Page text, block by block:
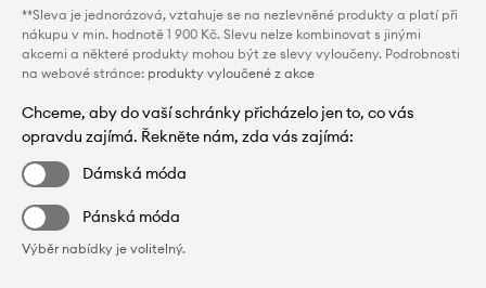
**Sleva je jednorázová, vztahuje se na nezlevněné produkty a platí při
nákupu v min. hodnotě 1 900 Kč. Slevu nelze kombinovat s jinými
akcemi a některé produkty mohou být ze slevy vyloučeny. Podrobnosti
na webové stránce: produkty vyloučené z akce
Chceme, aby do vaší schránky přicházelo jen to, co vás
opravdu zajímá. Řekněte nám, zda vás zajímá:
Dámská móda
Pánská móda
Výběr nabídky je volitelný.